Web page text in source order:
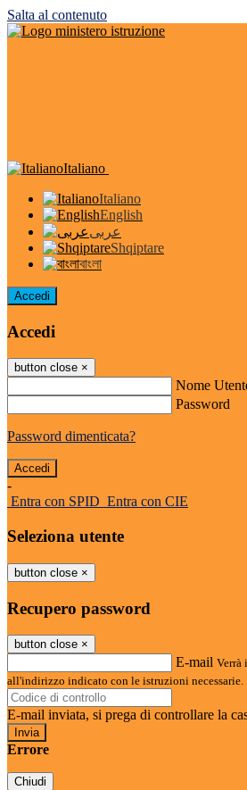
Salta al contenuto
Italiano
Italiano
English
عربى
Shqiptare
বাংলা
Accedi
Accedi
button close ×
Nome
Password
Password dimenticata?
-
Entra con SPID Entra con CIE
Seleziona utente
button close ×
Recupero password
button close ×
E-mail Verrà
all'indirizzo indicato con le istruzioni necessarie.
E-mail inviata, si prega di controllare la
Errore
Chiudi